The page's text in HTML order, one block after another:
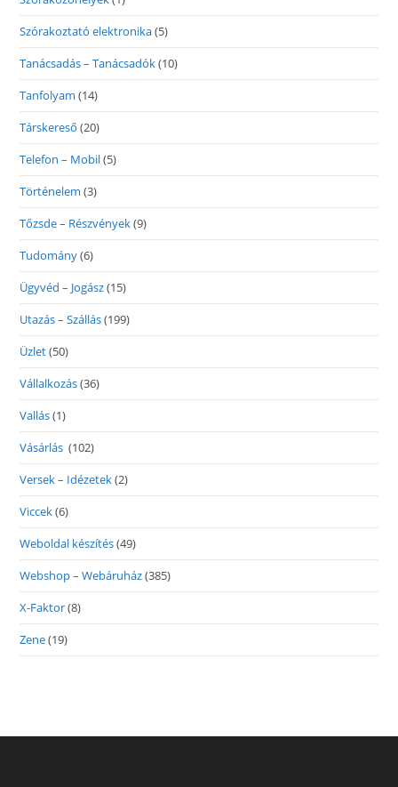
Szórakoztató elektronika(5)
Tanácsadás – Tanácsadók(10)
Tanfolyam (14)
Társkereső (20)
Telefon – Mobil(5)
Történelem (3)
Tőzsde – Részvények(9)
Tudomány(6)
Ügyvéd – Jogász(15)
Utazás – Szállás(199)
Üzlet(50)
Vállalkozás(36)
Vallás(1)
Vásárlás (102)
Versek – Idézetek(2)
Viccek(6)
Weboldal készítés(49)
Webshop – Webáruház(385)
X-Faktor(8)
Zene(19)